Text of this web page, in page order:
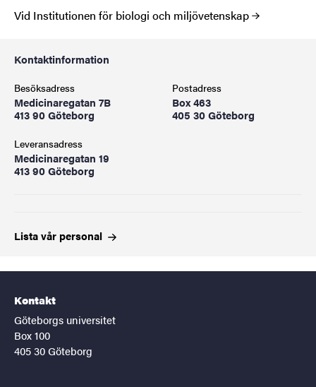
Vid Institutionen för biologi och miljövetenskap
Kontaktinformation
Besöksadress
Medicinaregatan 7B
413 90 Göteborg
Postadress
Box 463
405 30 Göteborg
Leveransadress
Medicinaregatan 19
413 90 Göteborg
Lista vår personal
Kontakt
Göteborgs universitet
Box 100
405 30 Göteborg